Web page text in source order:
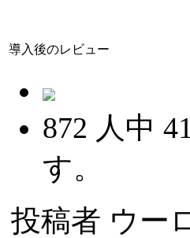
導入後のレビュー
872 人中
す。
投稿者 ウー